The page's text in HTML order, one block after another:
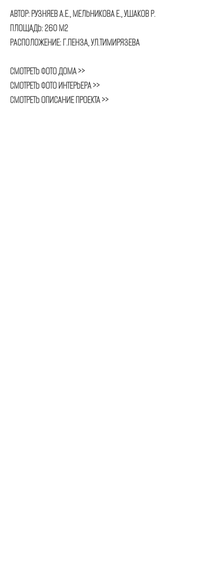
АВТОР: РУЗНЯЕВ А.Е., МЕЛЬНИКОВА Е., УШАКОВ Р.
ПЛОЩАДЬ: 260 М2
РАСПОЛОЖЕНИЕ: Г.ПЕНЗА, УЛ.ТИМИРЯЗЕВА
СМОТРЕТЬ ФОТО ДОМА >>
СМОТРЕТЬ ФОТО ИНТЕРЬЕРА >>
СМОТРЕТЬ ОПИСАНИЕ ПРОЕКТА >>